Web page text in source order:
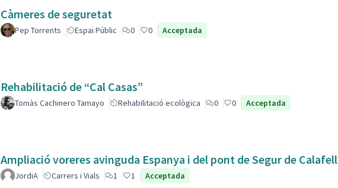
Càmeres de seguretat
Pep Torrents Espai Públic 0 0 Acceptada
Rehabilitació de “Cal Casas”
Tomàs Cachinero Tamayo Rehabilitació ecològica 0 0 Acceptada
Ampliació voreres avinguda Espanya i del pont de Segur de Calafell
JordiA Carrers i Vials 1 1 Acceptada